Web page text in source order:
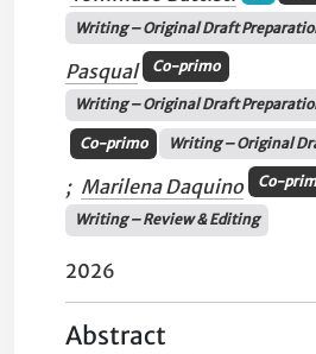
Writing – Original Draft
Pasqual
Co-primo
Writing – Original Draft
Co-primo Writing – Original
; Marilena Daquino Co-
Writing – Review & Editing
2026
Abstract